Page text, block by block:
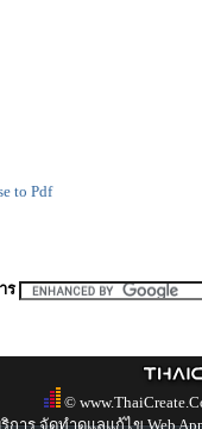
to Pdf
ร
©
การ จัดทำดูแลแก้ไข Web